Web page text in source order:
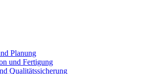
Planung
und Fertigung
Qualitätssicherung